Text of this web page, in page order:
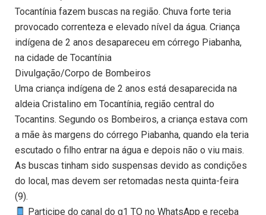
Tocantínia fazem buscas na região. Chuva forte teria
provocado correnteza e elevado nível da água. Criança
indígena de 2 anos desapareceu em córrego Piabanha,
na cidade de Tocantínia
Divulgação/Corpo de Bombeiros
Uma criança indígena de 2 anos está desaparecida na
aldeia Cristalino em Tocantínia, região central do
Tocantins. Segundo os Bombeiros, a criança estava com
a mãe às margens do córrego Piabanha, quando ela teria
escutado o filho entrar na água e depois não o viu mais.
As buscas tinham sido suspensas devido as condições
do local, mas devem ser retomadas nesta quinta-feira
(9).
Participe do canal do g1 TO no WhatsApp e receba